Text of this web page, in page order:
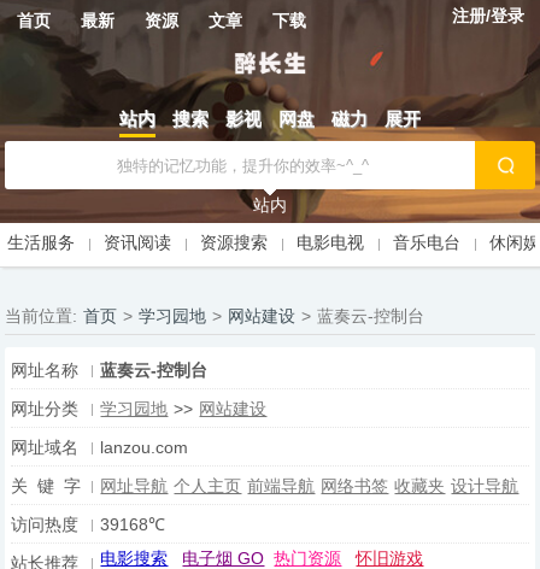
首页 最新 资源 文章 下载 注册/登录
站内 搜索 影视 网盘 磁力 展开
站内
生活服务
资讯阅读 资源搜索 电影电视 音乐电台 休闲
当前位置: 首页 > 学习园地 > 网站建设 > 蓝奏云-控制台
网址名称
蓝奏云-控制台
网址分类
学习园地 >> 网站建设
网址域名
lanzou.com
关 键 字
网址导航 个人主页 前端导航 网络书签 收藏夹 设计导航
访问热度
39168℃
站长推荐
电影搜索 电子烟 GO 热门资源 怀旧游戏